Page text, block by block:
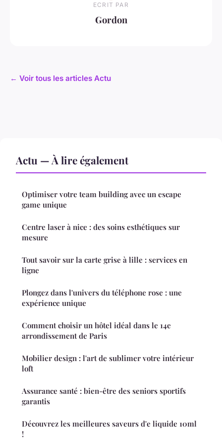
ECRIT PAR
Gordon
← Voir tous les articles Actu
Actu — À lire également
Optimiser votre team building avec un escape
game unique
Centre laser à nice : des soins esthétiques sur
mesure
Tout savoir sur la carte grise à lille : services en
ligne
Plongez dans l'univers du téléphone rose : une
expérience unique
Comment choisir un hôtel idéal dans le 14e
arrondissement de Paris
Mobilier design : l'art de sublimer votre intérieur
loft
Assurance santé : bien-être des seniors sportifs
garantis
Découvrez les meilleures saveurs d'e liquide 10ml
!